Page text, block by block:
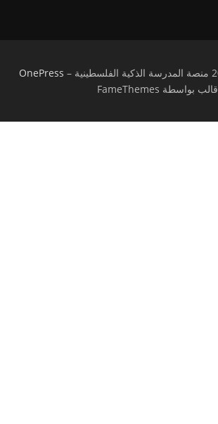
–
OnePress
قالب بواسطة FameThemes